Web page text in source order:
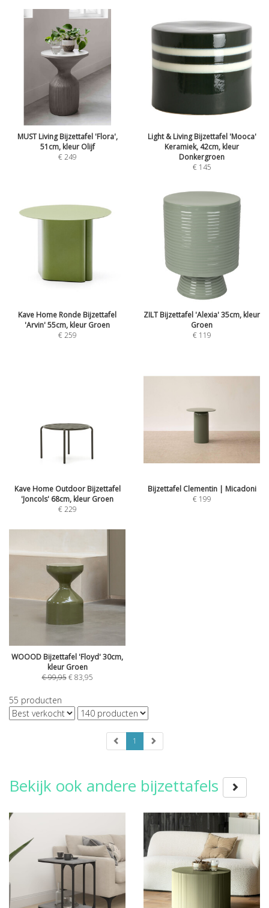
MUST Living Bijzettafel 'Flora',
51cm, kleur Olijf
€249
Light & Living Bijzettafel 'Mooca'
Keramiek, 42cm, kleur
Donkergroen
€ 145
Kave Home Ronde Bijzettafel
'Arvin' 55cm, kleur Groen
€259
ZILT Bijzettafel 'Alexia' 35cm, kleur
Groen
€ 119
Kave Home Outdoor Bijzettafel
'Joncols' 68cm, kleur Groen
€229
Bijzettafel Clementin | Micadoni
€ 199
WOOOD Bijzettafel 'Floyd' 30cm,
kleur Groen
€99,95 €83,95
55 producten
1
Bekijk ook andere bijzettafels